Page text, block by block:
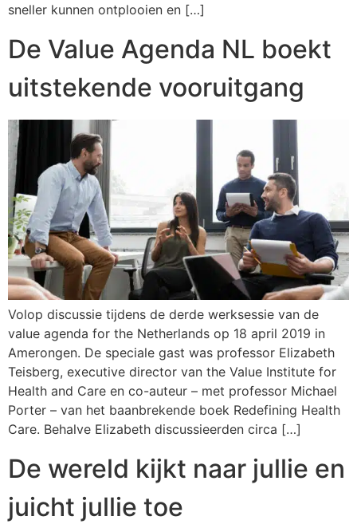
sneller kunnen ontplooien en […]
De Value Agenda NL boekt
uitstekende vooruitgang
Volop discussie tijdens de derde werksessie van de
value agenda for the Netherlands op 18 april 2019 in
Amerongen. De speciale gast was professor Elizabeth
Teisberg, executive director van the Value Institute for
Health and Care en co-auteur – met professor Michael
Porter – van het baanbrekende boek Redefining Health
Care. Behalve Elizabeth discussieerden circa […]
De wereld kijkt naar jullie en
juicht jullie toe